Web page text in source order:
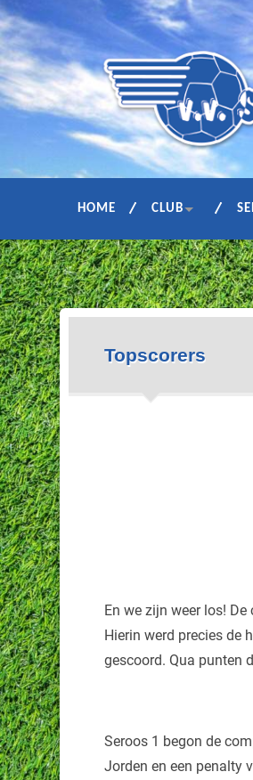
HOME CLUB
Topscorers
En we zijn weer los!
Hierin werd precies de
gescoord. Qua punten
Seroos 1 begon de
Jorden en een penalty